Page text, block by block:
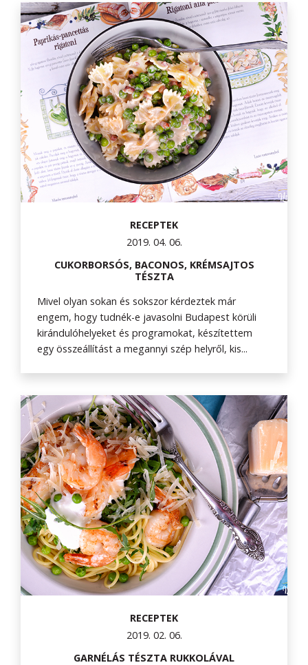
RECEPTEK
2019. 04. 06.
CUKORBORSÓS, BACONOS, KRÉMSAJTOS
TÉSZTA
Mivel olyan sokan és sokszor kérdeztek már
engem, hogy tudnék-e javasolni Budapest körüli
kirándulóhelyeket és programokat, készítettem
egy összeállítást a megannyi szép helyről, kis...
RECEPTEK
2019. 02. 06.
GARNÉLÁS TÉSZTA RUKKOLÁVAL